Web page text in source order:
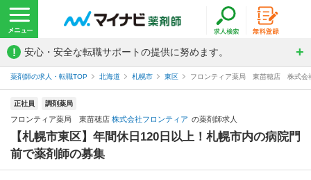
! 安心・安全な転職サポートの提供に努めます。
薬剤師の求人・転職TOP 北海道 札幌市 東区 フロンティア薬局 東苗穂店 株式会
正社員 調剤薬局
フロンティア薬局 東苗穂店 株式会社フロンティア の薬剤師求人
【札幌市東区】年間休日120日以上！札幌市内の病院門
前で薬剤師の募集